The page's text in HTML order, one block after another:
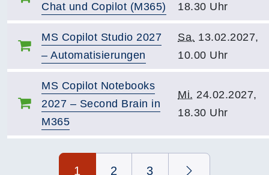
Chat und Copilot (M365)
18.30 Uhr
MS Copilot Studio 2027
– Automatisierungen
Sa. 13.02.2027,
10.00 Uhr
MS Copilot Notebooks
2027 – Second Brain in
M365
Mi. 24.02.2027,
18.30 Uhr
1 2 3